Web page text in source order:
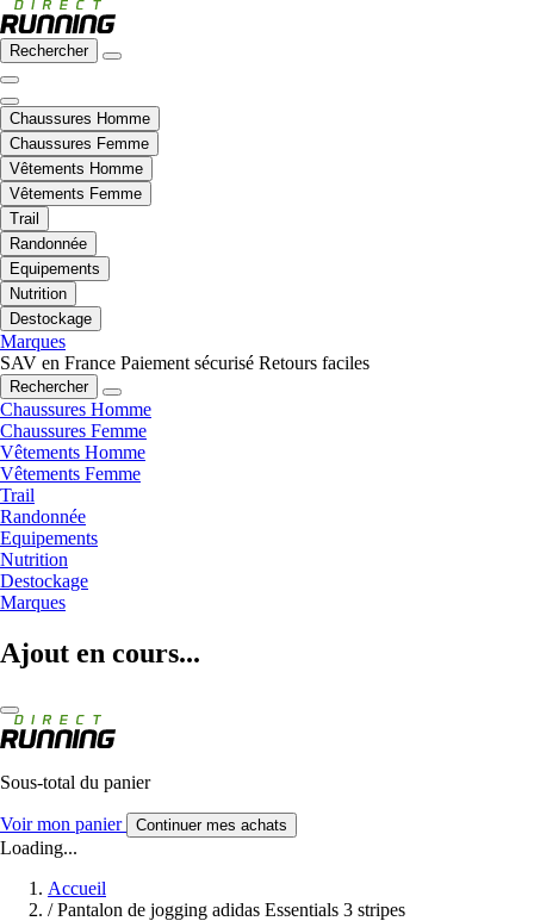
Rechercher
Chaussures Homme
Chaussures Femme
Vêtements Homme
Vêtements Femme
Trail
Randonnée
Equipements
Nutrition
Destockage
Marques
SAV en France Paiement sécurisé Retours faciles
Rechercher
Chaussures Homme
Chaussures Femme
Vêtements Homme
Vêtements Femme
Trail
Randonnée
Equipements
Nutrition
Destockage
Marques
Ajout en cours...
Sous-total du panier
Voir mon panier Continuer mes achats
Loading...
Accueil
/ Pantalon de jogging adidas Essentials 3 stripes